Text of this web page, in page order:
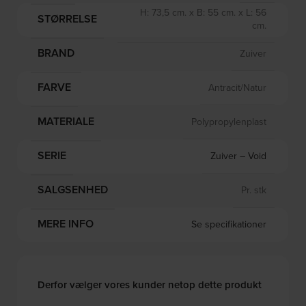
STØRRELSE
H: 73,5 cm. x B: 55 cm. x L: 56
cm.
BRAND Zuiver
FARVE Antracit/Natur
MATERIALE Polypropylenplast
SERIE Zuiver – Void
SALGSENHED Pr. stk
MERE INFO Se specifikationer
Derfor vælger vores kunder netop dette produkt